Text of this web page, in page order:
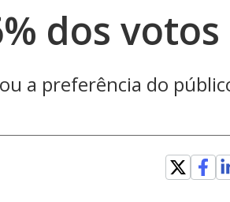
dos votos
a preferência do